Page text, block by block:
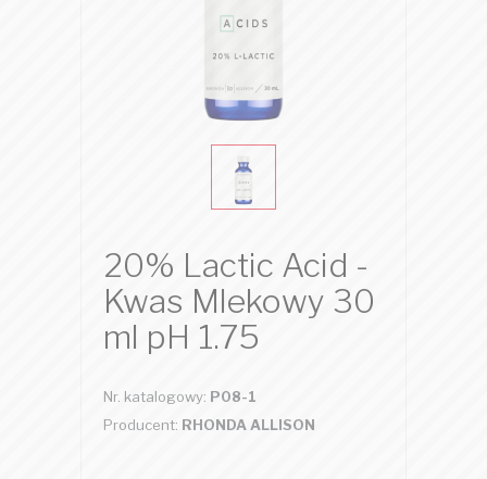
20% Lactic Acid -
Kwas Mlekowy 30
ml pH 1.75
Nr. katalogowy: P08-1
Producent: RHONDA ALLISON